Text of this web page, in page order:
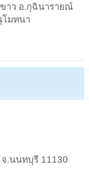
าว อ.กุฉินารายณ์
โมทนา
.นนทบุรี 11130